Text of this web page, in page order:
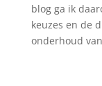
blog ga ik
keuzes en de
onderhoud